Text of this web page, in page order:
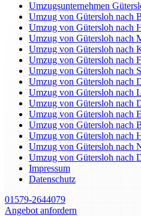
Umzugsunternehmen
Umzug von Gütersloh nach
Umzug von Gütersloh nach
Umzug von Gütersloh nach
Umzug von Gütersloh nach
Umzug von Gütersloh nach
Umzug von Gütersloh nach
Umzug von Gütersloh nach
Umzug von Gütersloh nach
Umzug von Gütersloh nach
Umzug von Gütersloh nach
Umzug von Gütersloh nach
Umzug von Gütersloh nach
Umzug von Gütersloh nach
Umzug von Gütersloh nach
Impressum
Datenschutz
01579-2644079
Angebot anfordern